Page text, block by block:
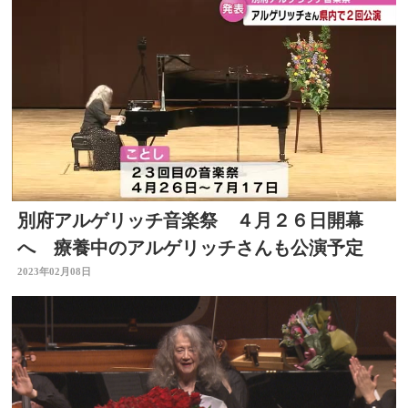
別府アルゲリッチ音楽祭 ４月２６日開幕
へ 療養中のアルゲリッチさんも公演予定
2023年02月08日